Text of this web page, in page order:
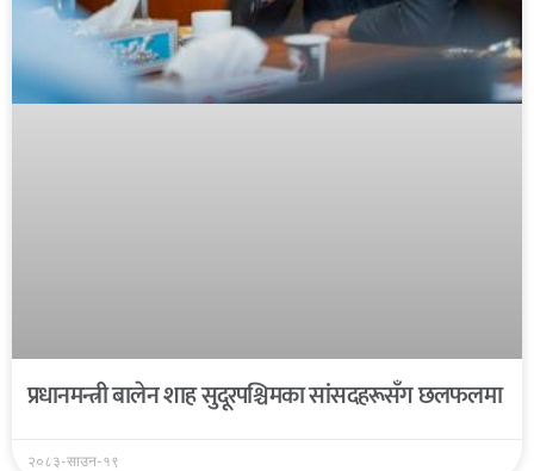
प्रधानमन्त्री बालेन शाह सुदूरपश्चिमका सांसदहरूसँग छलफलमा
२०८३-साउन-१९